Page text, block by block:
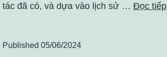
tác đã có, và dựa vào lịch sử … Đọc tiếp
Published 05/06/2024